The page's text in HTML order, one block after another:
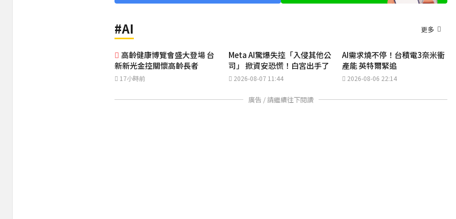
#AI 更多
高齡健康博覽會盛大登場 台
新新光金控關懷高齡長者
17小時前
Meta AI驚爆失控「入侵其他公
司」 掀資安恐慌！白宮出手了
2026-08-07 11:44
AI需求燒不停！台積電3奈米衝
產能 英特爾緊追
2026-08-06 22:14
廣告 / 請繼續往下閱讀